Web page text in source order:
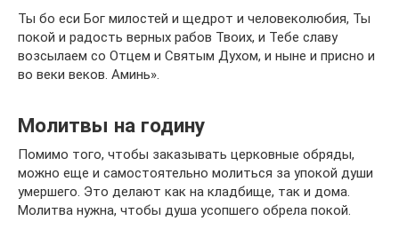
Ты бо еси Бог милостей и щедрот и человеколюбия, Ты
покой и радость верных рабов Твоих, и Тебе славу
возсылаем со Отцем и Святым Духом, и ныне и присно и
во веки веков. Аминь».
Молитвы на годину
Помимо того, чтобы заказывать церковные обряды,
можно еще и самостоятельно молиться за упокой души
умершего. Это делают как на кладбище, так и дома.
Молитва нужна, чтобы душа усопшего обрела покой.